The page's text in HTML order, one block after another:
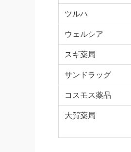
ツルハ
ウェルシア
スギ薬局
サンドラッグ
コスモス薬品
大賀薬局